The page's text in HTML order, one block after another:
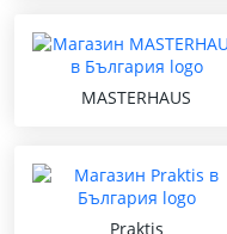
MASTERHAUS
Praktis